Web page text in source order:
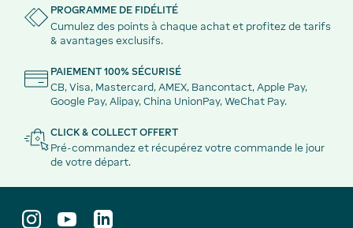
PROGRAMME DE FIDÉLITÉ
Cumulez des points à chaque achat et profitez de tarifs
& avantages exclusifs.
PAIEMENT 100% SÉCURISÉ
CB, Visa, Mastercard, AMEX, Bancontact, Apple Pay,
Google Pay, Alipay, China UnionPay, WeChat Pay.
CLICK & COLLECT OFFERT
Pré-commandez et récupérez votre commande le jour
de votre départ.